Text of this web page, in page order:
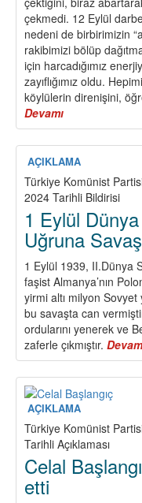
çekmedi. 12 Eylül
nedeni de birbirimizin
rakibimizi bölüp
için harcadığımız
zayıflığımız oldu.
köylülerin direnişini,
Devamı
Kardeş
Parti
Gerçeği
ve
Siper
Yoldaşlığı
AÇIKLAMA
Türkiye Komünist
2024 Tarihli Bildirisi
1 Eylül
Uğruna
1 Eylül 1939, II.Dünya
faşist Almanya’nın
yirmi altı milyon Sovyet
bu savaşta can
ordularını yenerek ve
zaferle çıkmıştır.
AÇIKLAMA
Türkiye Komünist
Tarihli Açıklaması
Celal
etti